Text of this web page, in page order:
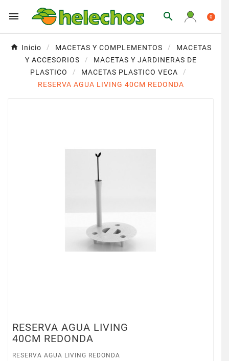
  0
Inicio MACETAS Y COMPLEMENTOS
MACETAS
Y ACCESORIOS
MACETAS Y JARDINERAS DE
PLASTICO
MACETAS PLASTICO VECA
RESERVA AGUA LIVING 40CM REDONDA
RESERVA AGUA LIVING
40CM REDONDA
RESERVA AGUA LIVING REDONDA